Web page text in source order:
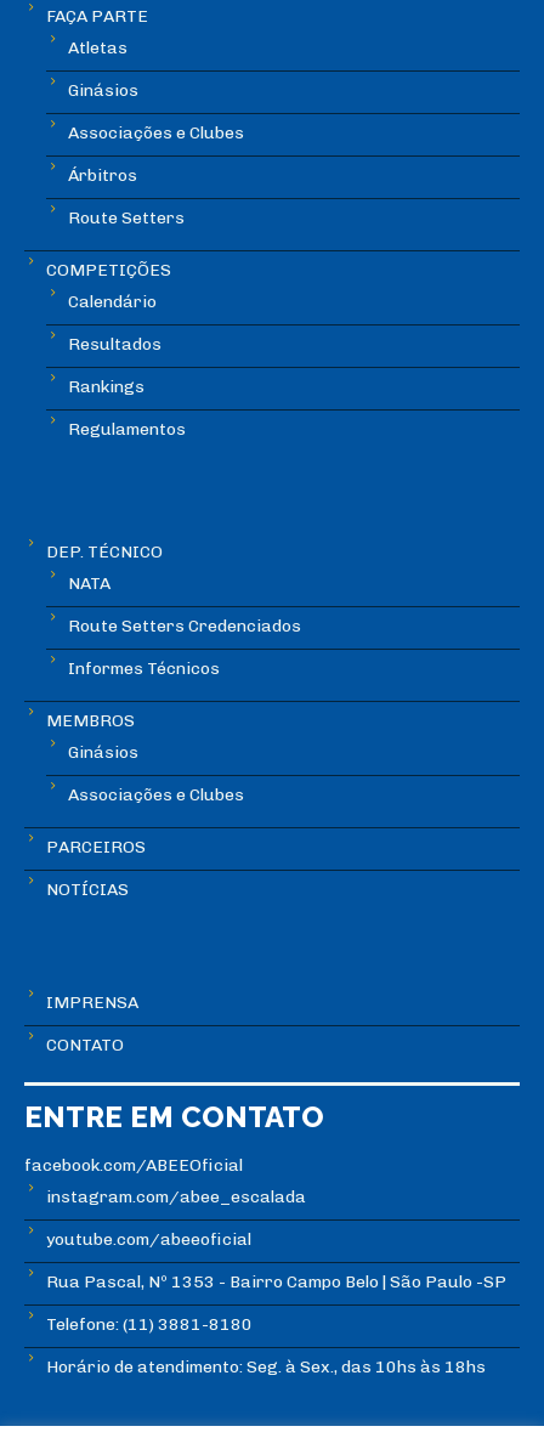
FAÇA PARTE
Atletas
Ginásios
Associações e Clubes
Árbitros
Route Setters
COMPETIÇÕES
Calendário
Resultados
Rankings
Regulamentos
DEP. TÉCNICO
NATA
Route Setters Credenciados
Informes Técnicos
MEMBROS
Ginásios
Associações e Clubes
PARCEIROS
NOTÍCIAS
IMPRENSA
CONTATO
ENTRE EM CONTATO
facebook.com/ABEEOficial
instagram.com/abee_escalada
youtube.com/abeeoficial
Rua Pascal, Nº 1353 - Bairro Campo Belo | São Paulo -SP
Telefone: (11) 3881-8180
Horário de atendimento: Seg. à Sex., das 10hs às 18hs